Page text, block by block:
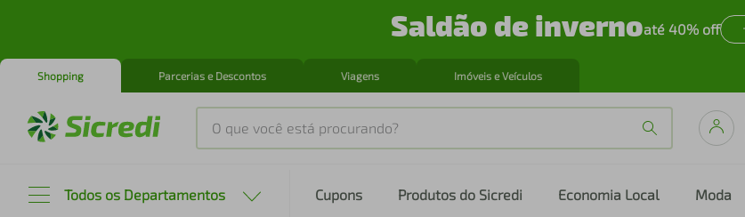
Saldão de invernoaté 40% off
Shopping Parcerias e Descontos Viagens Imóveis e Veículos
O que você está procurando?
Todos os Departamentos Cupons Produtos do Sicredi Economia Local Moda